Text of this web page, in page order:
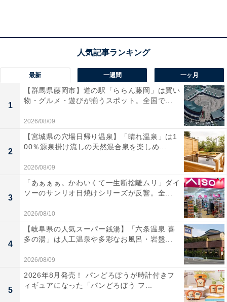
ぶつ切りサーモン ※1日数量限定
さらに、パリッとした食感の「こういか」や、水揚げさ
れてすぐに活〆した「活〆ひらまさ」は、毎日店内で皮
引き・切り付けを行い、鮮度の良い状態で提供。
最新 一週間 一ヶ月
1
【群馬県藤岡市】道の駅「ららん藤岡」は買い
物・グルメ・遊びが揃うスポット。全国で...
2026/08/09
2
【宮城県の穴場日帰り温泉】「晴れ温泉」は1
00％源泉掛け流しの天然混合泉を楽しめ...
2026/08/09
3
「あぁぁぁ。かわいくて一生断捨離ムリ」ダイ
ソーのサンリオ日焼けシリーズが反響。全...
2026/08/10
4
【岐阜県の人気スーパー銭湯】「六条温泉 喜
多の湯」は人工温泉や多彩なお風呂・岩盤...
2026/08/09
5
2026年8月発売！ パンどろぼうが時計付きフ
ィギュアになった「パンどろぼう フ...